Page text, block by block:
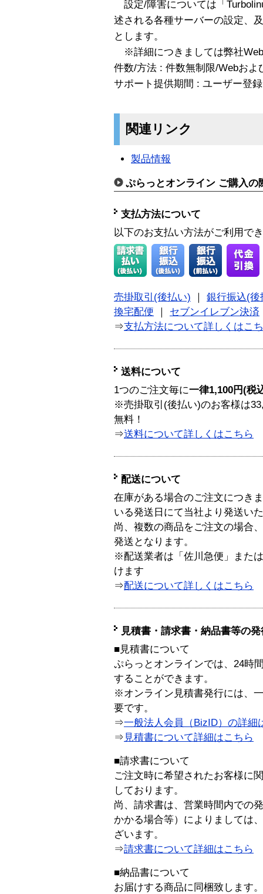
設定/障害については「
述される各種サーバーの設定、
とします。
※詳細につきましては弊社
件数/方法 : 件数無制限/Webおよ
サポート提供期間 : ユーザー登
関連リンク
製品情報
ぷらっとオンライン ご購入の
支払方法について
以下のお支払い方法がご利用で
売掛取引(後払い)
銀行振込(後
換宅配便
セブンイレブン決済
⇒支払方法について詳しくはこ
送料について
1つのご注文毎に一律1,100円(税
※売掛取引(後払い)のお客様は
無料！
⇒送料について詳しくはこちら
配送について
在庫がある場合のご注文につき
いる発送日にて当社より発送い
尚、複数の商品をご注文の場合
発送となります。
※配送業者は「佐川急便」また
けます
⇒配送について詳しくはこちら
見積書・請求書・納品書等の
■見積書について
ぷらっとオンラインでは、24時
することができます。
※オンライン見積書発行には、
要です。
⇒一般法人会員（BizID）の詳細
⇒ 見積書について詳細はこちら
■請求書について
ご注文時に希望されたお客様に
しております。
尚、請求書は、営業時間内での
かかる場合等）によりましては
ざいます。
⇒請求書について詳細はこちら
■納品書について
お届けする商品に同梱致します。